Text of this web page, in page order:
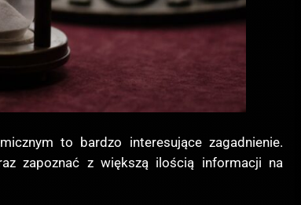
to bardzo interesujące zagadnienie.
zapoznać z większą ilością informacji na